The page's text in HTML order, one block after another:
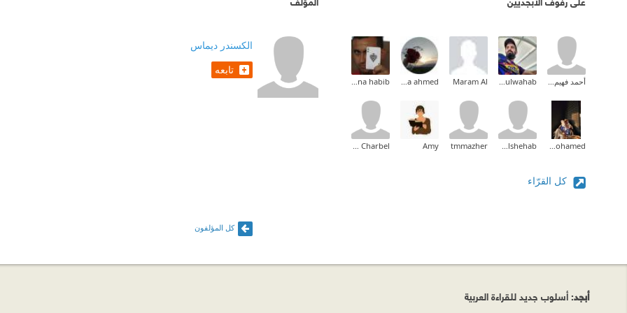
أحمد فهيم القاضى abdulwahab
Maram Al
dr.heba ahmed
mina habib
Doaa Mohamed
Nadia Abdullah Alshehab
tmmazher
Amy
Ghassan Charbel
كل القرّاء
الكسندر ديماس
تابعه
كل المؤلفون
أبجد: أسلوب جديد للقراءة العربية